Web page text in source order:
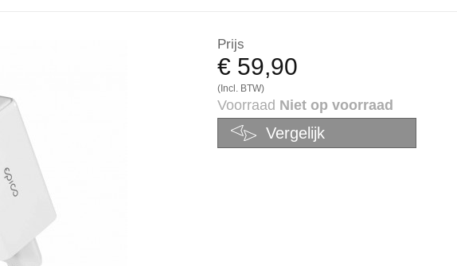
Prijs
€ 59,90
(Incl. BTW)
Voorraad Niet op voorraad
Vergelijk